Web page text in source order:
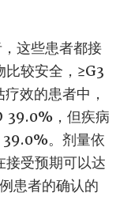
这些患者都接
比较安全，≥G3
效的患者中，
39.0%，但疾病
39.0%。剂量依
接受预期可以达
患者的确认的